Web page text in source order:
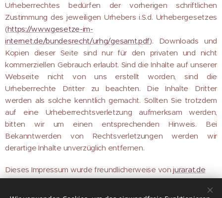
Urheberrechtes bedürfen der vorherigen schriftlichen
Zustimmung des jeweiligen Urhebers i.S.d. Urhebergesetzes
(https://www.gesetze-im-
internet.de/bundesrecht/urhg/gesamt.pdf). Downloads und
Kopien dieser Seite sind nur für den privaten und nicht
kommerziellen Gebrauch erlaubt. Sind die Inhalte auf unserer
Webseite nicht von uns erstellt worden, sind die
Urheberrechte Dritter zu beachten. Die Inhalte Dritter
werden als solche kenntlich gemacht. Sollten Sie trotzdem
auf eine Urheberrechtsverletzung aufmerksam werden,
bitten wir um einen entsprechenden Hinweis. Bei
Bekanntwerden von Rechtsverletzungen werden wir
derartige Inhalte unverzüglich entfernen.
Dieses Impressum wurde freundlicherweise vonjurarat.de
zur Verfügung gestellt.